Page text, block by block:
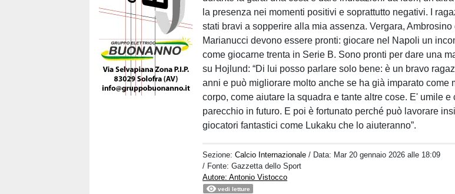
la presenza nei momenti positivi e soprattutto negativi. I
stati bravi a sopperire alla mia assenza. Vergara, Ambrosino
Marianucci devono essere pronti: giocare nel Napoli un
come giocarne trenta in Serie B. Sono pronti per dare una
su Hojlund: “Di lui posso parlare solo bene: è un bravo
anni e può migliorare molto anche se ha già imparato come
corpo, come aiutare la squadra e tante altre cose. E' umile e
parecchio in futuro. E poi è fortunato perché può lavorare
giocatori fantastici come Lukaku che lo aiuteranno”.
Sezione:Calcio Internazionale / Data: Mar 20 gennaio 2026 alle 18:09
/ Fonte: Gazzetta dello Sport
Autore: Antonio Vistocco
vedi letture